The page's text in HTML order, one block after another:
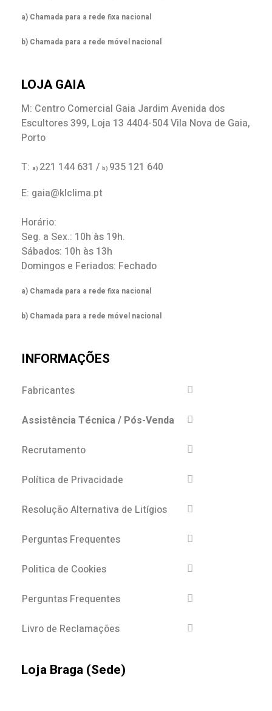
a) Chamada para a rede fixa nacional
b) Chamada para a rede móvel nacional
LOJA GAIA
M: Centro Comercial Gaia Jardim Avenida dos
Escultores 399, Loja 13 4404-504 Vila Nova de Gaia,
Porto
T: a) 221 144 631 / b) 935 121 640
E: gaia@klclima.pt
Horário:
Seg. a Sex.: 10h às 19h.
Sábados: 10h às 13h
Domingos e Feriados: Fechado
a) Chamada para a rede fixa nacional
b) Chamada para a rede móvel nacional
INFORMAÇÕES
Fabricantes
Assistência Técnica / Pós-Venda
Recrutamento
Política de Privacidade
Resolução Alternativa de Litígios
Perguntas Frequentes
Politica de Cookies
Perguntas Frequentes
Livro de Reclamações
Loja Braga (Sede)